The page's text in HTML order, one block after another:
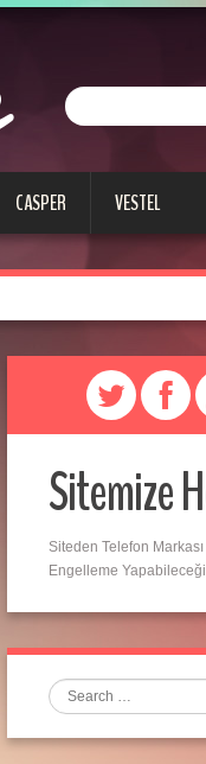
CASPER VESTEL
Sitemize
Siteden Telefon
Engelleme
Search